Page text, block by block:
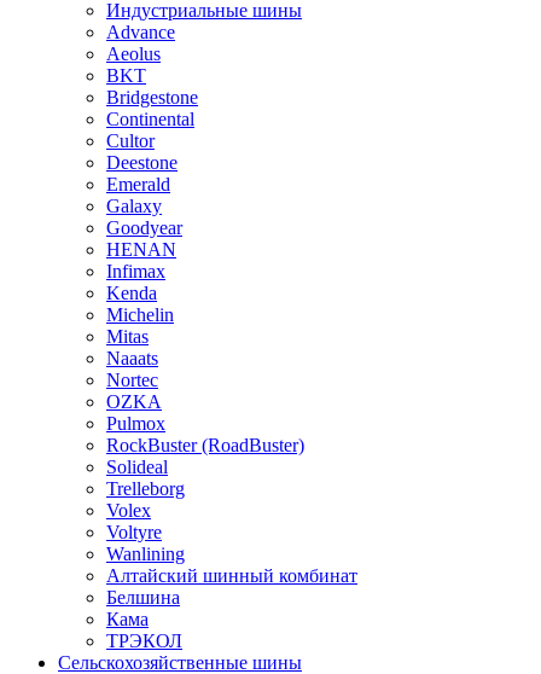
Индустриальные шины
Advance
Aeolus
BKT
Bridgestone
Continental
Cultor
Deestone
Emerald
Galaxy
Goodyear
HENAN
Infimax
Kenda
Michelin
Mitas
Naaats
Nortec
OZKA
Pulmox
RockBuster (RoadBuster)
Solideal
Trelleborg
Volex
Voltyre
Wanlining
Алтайский шинный комбинат
Белшина
Кама
ТРЭКОЛ
Сельскохозяйственные шины